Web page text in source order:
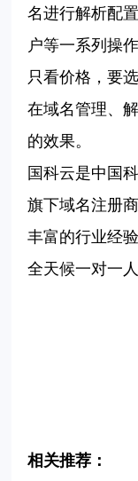
名进行解析配
户等一系列操
只看价格，要
在域名管理、
的效果。
国科云是中国
旗下域名注册
丰富的行业经
全天候一对一
相关推荐：